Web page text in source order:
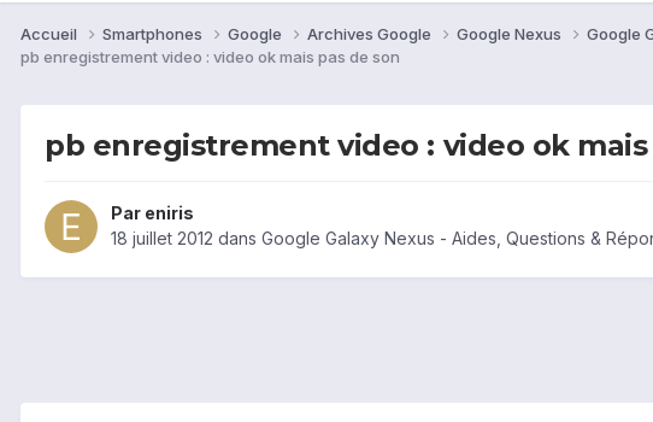
Accueil Smartphones Google Archives Google Google Nexus Google
pb enregistrement video : video ok mais pas de son
pb enregistrement video : video ok mais
Par eniris
18 juillet 2012 dans Google Galaxy Nexus - Aides, Questions &